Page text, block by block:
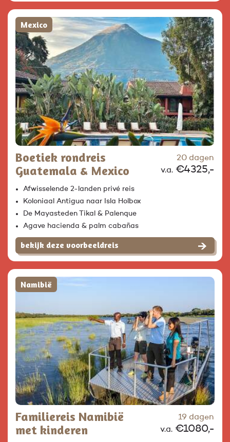
Mexico
Boetiek rondreis
Guatemala & Mexico
20 dagen
v.a. €4325,-
Afwisselende 2-landen privé reis
Koloniaal Antigua naar Isla Holbox
De Mayasteden Tikal & Palenque
Agave hacienda & palm cabañas
bekijk deze voorbeeldreis
Namibië
Familiereis Namibië
met kinderen
19 dagen
v.a. €1080,-